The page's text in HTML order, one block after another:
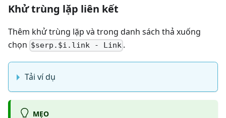
Khử trùng lặp liên kết
Thêm khử trùng lặp và trong danh sách thả xuống
chọn $serp.$i.link - Link .
Tải ví dụ
MẸO